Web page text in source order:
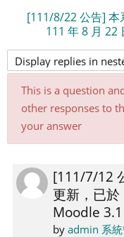
[111/8/22 公告] 本
111 年 8 月
This is a question
other responses to
your answer
[111/7/12
更新，已
Moodle
by admin 系
Number
of
replies:
0